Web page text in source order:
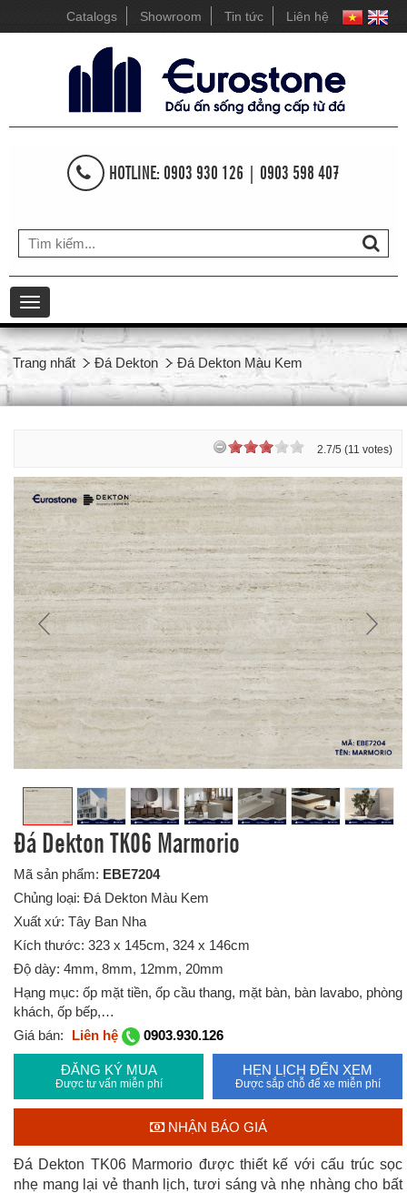
Catalogs Showroom Tin tức Liên hệ
HOTLINE: 0903 930 126 | 0903 598 407
Toggle
navigation
Trang nhất Đá Dekton Đá Dekton Màu Kem
2.7/5 (11 votes)
Đá Dekton TK06 Marmorio
Mã sản phẩm: EBE7204
Chủng loại: Đá Dekton Màu Kem
Xuất xứ: Tây Ban Nha
Kích thước: 323 x 145cm, 324 x 146cm
Độ dày: 4mm, 8mm, 12mm, 20mm
Hạng mục: ốp mặt tiền, ốp cầu thang, mặt bàn, bàn lavabo, phòng
khách, ốp bếp,…
Giá bán:
Liên hệ 0903.930.126
ĐĂNG KÝ MUA
Được tư vấn miễn phí
HẸN LỊCH ĐẾN XEM
Được sắp chỗ để xe miễn phí
NHẬN BÁO GIÁ
Đá Dekton TK06 Marmorio được thiết kế với cấu trúc sọc
nhẹ mang lại vẻ thanh lịch, tươi sáng và nhẹ nhàng cho bất